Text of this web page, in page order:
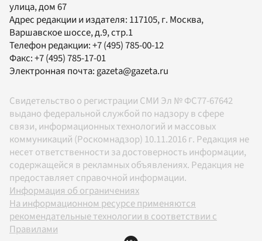
улица, дом 67
Адрес редакции и издателя: 117105, г. Москва,
Варшавское шоссе, д.9, стр.1
Телефон редакции:+7 (495) 785-00-12
Факс:+7 (495) 785-17-01
Электронная почта:gazeta@gazeta.ru
Свидетельство о регистрации СМИ Эл № ФС77-67642
выдано федеральной службой по надзору в сфере
связи, информационных технологий и массовых
коммуникаций (Роскомнадзор) 10.11.2016 г. Редакция не
несет ответственности за достоверность информации,
содержащейся в рекламных объявлениях. Редакция не
предоставляет справочной информации.
Информация об ограничениях
На информационном ресурсе применяются
рекомендательные технологии в соответствии с
Правилами